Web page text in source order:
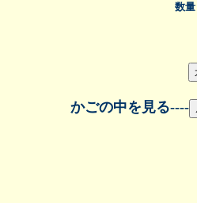
数
かごの中を見る----